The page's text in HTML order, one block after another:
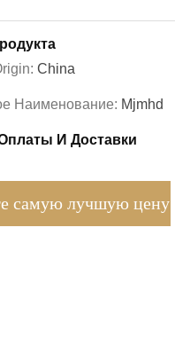
China
Наименование: Mjmhd
И Доставки
самую лучшую цену